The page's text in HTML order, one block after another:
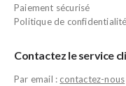
Paiement sécurisé
Politique de confidentialité
Contactez le service
Par email : contactez-nous